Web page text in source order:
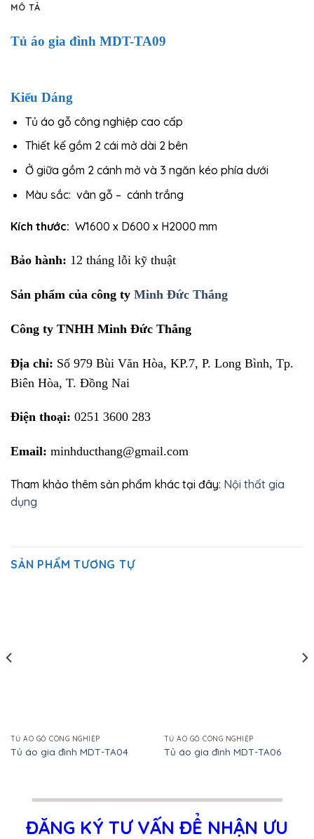
MÔ TẢ
Tủ áo gia đình MDT-TA09
Kiểu Dáng
Tủ áo gỗ công nghiệp cao cấp
Thiết kế gồm 2 cái mở dài 2 bên
Ở giữa gồm 2 cánh mở và 3 ngăn kéo phía dưới
Màu sắc: vân gỗ – cánh trắng
Kích thước: W1600 x D600 x H2000 mm
Bảo hành: 12 tháng lỗi kỹ thuật
Sản phẩm của công ty Minh Đức Thắng
Công ty TNHH Minh Đức Thắng
Địa chỉ: Số 979 Bùi Văn Hòa, KP.7, P. Long Bình, Tp.
Biên Hòa, T. Đồng Nai
Điện thoại: 0251 3600 283
Email: minhducthang@gmail.com
Tham khảo thêm sản phẩm khác tại đây: Nội thất gia
dụng
SẢN PHẨM TƯƠNG TỰ
TỦ ÁO GỖ CÔNG NGHIỆP
Tủ áo gia đình MDT-TA04
TỦ ÁO GỖ CÔNG NGHIỆP
Tủ áo gia đình MDT-TA06
ĐĂNG KÝ TƯ VẤN ĐỂ NHẬN ƯU